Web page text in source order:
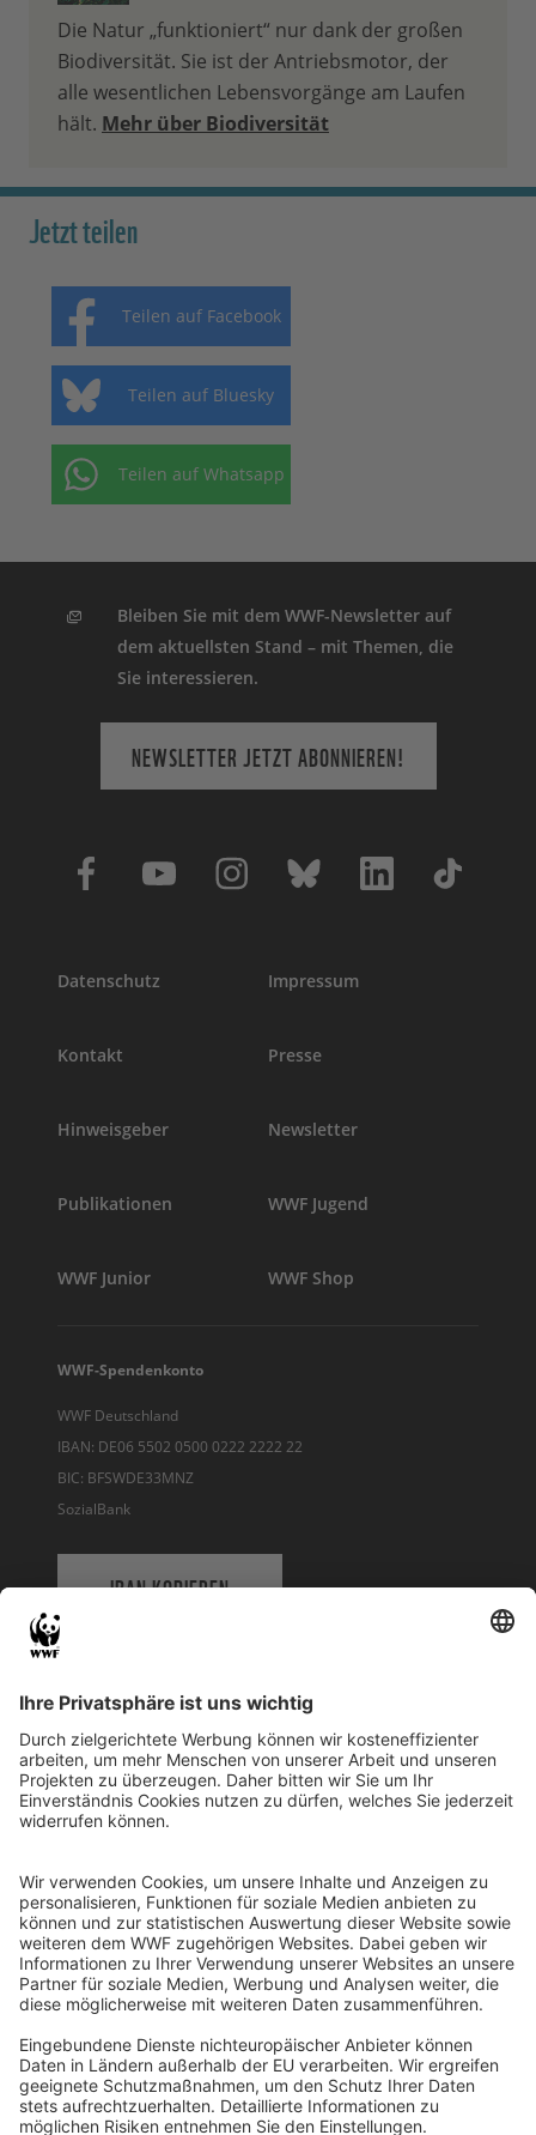
Die Natur „funktioniert“ nur dank der großen
Biodiversität. Sie ist der Antriebsmotor, der
alle wesentlichen Lebensvorgänge am Laufen
hält. Mehr über Biodiversität
Jetzt teilen
Teilen auf Facebook
Teilen auf Bluesky
Teilen auf Whatsapp
Bleiben Sie mit dem WWF-Newsletter auf
dem aktuellsten Stand – mit Themen, die
Sie interessieren.
NEWSLETTER JETZT ABONNIEREN!
Datenschutz Impressum
Kontakt Presse
Hinweisgeber Newsletter
Publikationen WWF Jugend
WWF Junior WWF Shop
WWF-Spendenkonto
WWF Deutschland
IBAN: DE06 5502 0500 0222 2222 22
BIC: BFSWDE33MNZ
SozialBank
IBAN KOPIEREN
WWF Deutschland
Reinhardtstr. 18
10117 Berlin
Ihre Spende kann steuerlich geltend gemacht werden
Registriert als Stiftung WWF Deutschland, Senatsverwaltung für
Justiz Berlin, Az: 3416/976/2
Umsatzsteuer-Identifikationsnummer: DE 114236103
Freistellungsbescheid: Als gemeinnützige Körperschaft befreit
von der Körperschaftssteuer gem. §5 I 9 KStg. unter der
Steuernummer 27/641/09321